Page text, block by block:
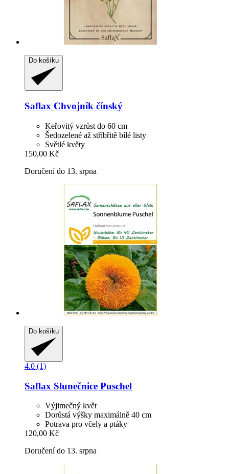
Do košíku
Saflax Chvojník čínský
Keřovitý vzrůst do 60 cm
Šedozelené až stříbřitě bílé listy
Světlé květy
150,00 Kč
Doručení do 13. srpna
Do košíku
4.0 (1)
Saflax Slunečnice Puschel
Výjimečný květ
Dorůstá výšky maximálně 40 cm
Potrava pro včely a ptáky
120,00 Kč
Doručení do 13. srpna